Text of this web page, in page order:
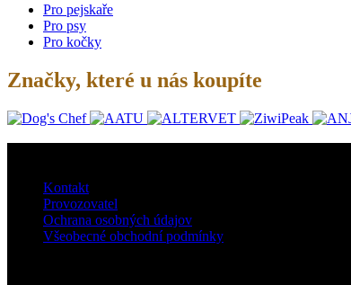
Pro pejskaře
Pro psy
Pro kočky
Značky, které u nás koupíte
Kontakt
Provozovatel
Ochrana osobných údajov
Všeobecné obchodní podmínky